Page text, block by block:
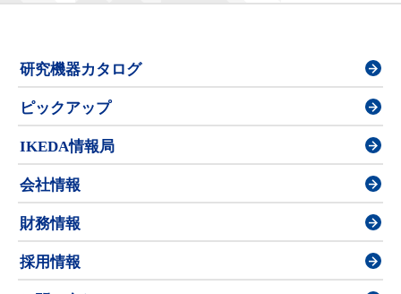
研究機器カタログ
ピックアップ
IKEDA情報局
会社情報
財務情報
採用情報